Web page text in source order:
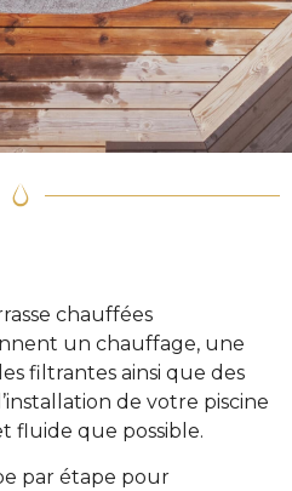
chauffées
un chauffage, une
filtrantes ainsi que des
de votre piscine
fluide que possible.
par étape pour